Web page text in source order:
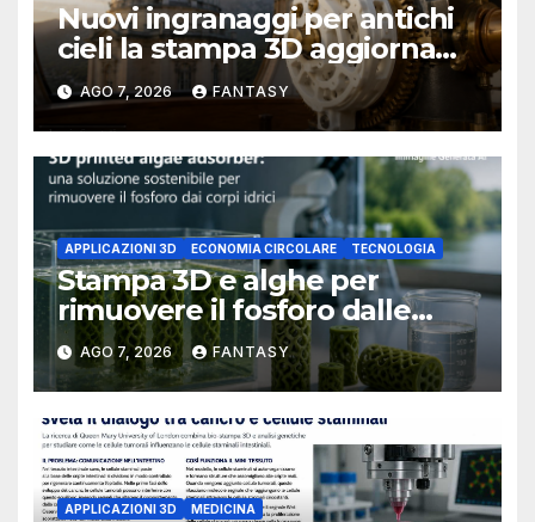
Nuovi ingranaggi per antichi
cieli la stampa 3D aggiorna
un osservatorio del 1930 della
University of Arkansas at
Little Rock
AGO 7, 2026 FANTASY
APPLICAZIONI 3D ECONOMIA CIRCOLARE TECNOLOGIA
Stampa 3D e alghe per
rimuovere il fosforo dalle
acque il progetto della
Florida Atlantic University
AGO 7, 2026 FANTASY
APPLICAZIONI 3D MEDICINA